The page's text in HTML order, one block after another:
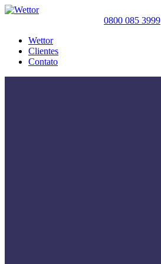
0800 085 3999
Wettor
Clientes
Contato